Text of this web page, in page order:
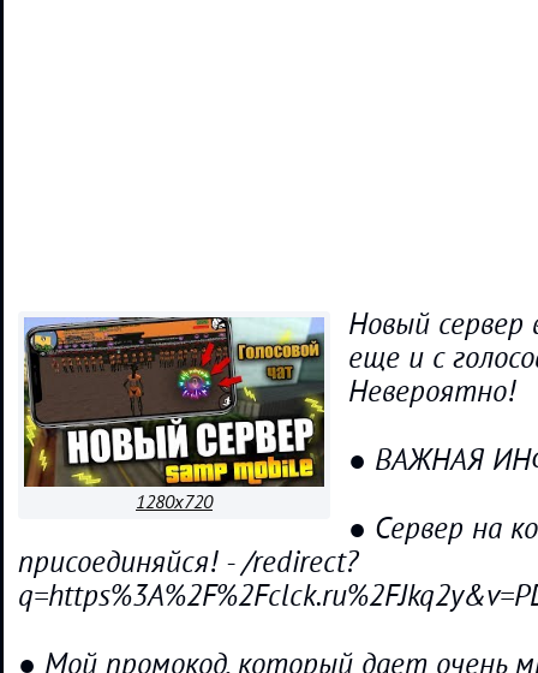
1280x720
Новый сервер
еще и с
Невероятно!
● ВАЖНАЯ
● Сервер на
присоединяйся! - /redirect?
● Мой промокод, который дает очень